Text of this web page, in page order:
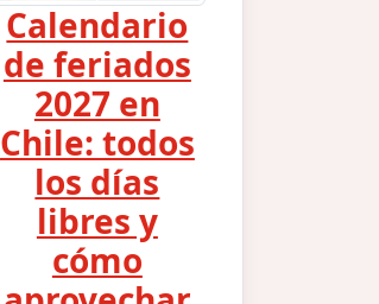
Calendario
de feriados
2027 en
Chile: todos
los días
libres y
cómo